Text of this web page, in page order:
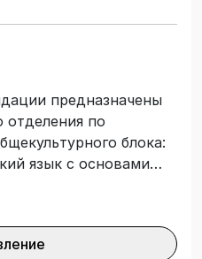
предназначены
отделения по
блока:
язык с основами